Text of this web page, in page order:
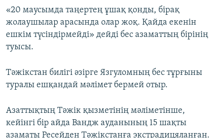
«20 маусымда таңертең ұшақ қонды, бірақ
жолаушылар арасында олар жоқ. Қайда екенін
ешкім түсіндірмейді» дейді бес азаматтың бірінің
туысы.
Тәжікстан билігі әзірге Язгуломның бес тұрғыны
туралы ешқандай мәлімет бермей отыр.
Азаттықтың Тәжік қызметінің мәліметінше,
кейінгі бір айда Вандж ауданының 15 шақты
азаматы Ресейден Тәжікстанға экстрадицяланған.